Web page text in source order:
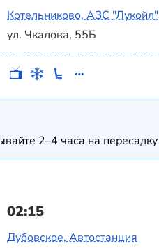
Котельниково, АЗС
ул. Чкалова, 55Б
2–4 часа на
02:15
Дубовское, Автостанция